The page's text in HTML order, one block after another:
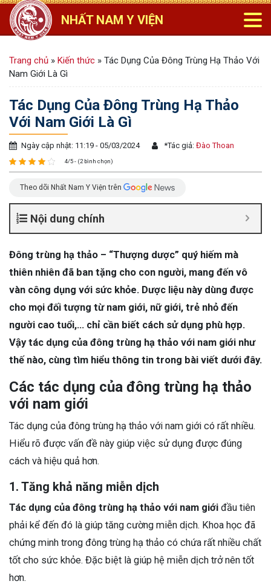
NHẤT NAM Y VIỆN
Trang chủ » Kiến thức » Tác Dụng Của Đông Trùng Hạ Thảo Với
Nam Giới Là Gì
Tác Dụng Của Đông Trùng Hạ Thảo
Với Nam Giới Là Gì
Ngày cập nhật: 11:19 - 05/03/2024 *Tác giả: Đào Thoan
4/5 - (2 bình chọn)
Theo dõi Nhất Nam Y Viện trên
Nội dung chính
Đông trùng hạ thảo – “Thượng dược” quý hiếm mà
thiên nhiên đã ban tặng cho con người, mang đến vô
vàn công dụng với sức khỏe. Dược liệu này dùng được
cho mọi đối tượng từ nam giới, nữ giới, trẻ nhỏ đến
người cao tuổi,… chỉ cần biết cách sử dụng phù hợp.
Vậy tác dụng của đông trùng hạ thảo với nam giới như
thế nào, cùng tìm hiểu thông tin trong bài viết dưới đây.
Các tác dụng của đông trùng hạ thảo
với nam giới
Tác dụng của đông trùng hạ thảo với nam giới có rất nhiều.
Hiểu rõ được vấn đề này giúp việc sử dụng được đúng
cách và hiệu quả hơn.
1. Tăng khả năng miễn dịch
Tác dụng của đông trùng hạ thảo với nam giới đầu tiên
phải kể đến đó là giúp tăng cường miễn dịch. Khoa học đã
chứng minh trong đông trùng hạ thảo có chứa rất nhiều chất
tốt cho sức khỏe. Đặc biệt là giúp hệ miễn dịch trở nên tốt
hơn.